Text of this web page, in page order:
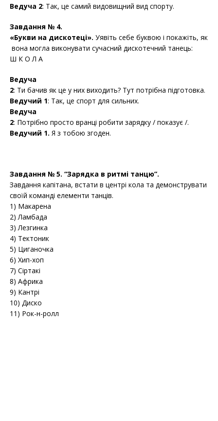
Ведуча 2: Так, це самий видовищний вид спорту.
Завдання № 4.
«Букви на дискотеці». Уявіть себе буквою і покажіть, як
вона могла виконувати сучасний дискотечний танець:
Ш К О Л А
Ведуча
2: Ти бачив як це у них виходить? Тут потрібна підготовка.
Ведучий 1: Так, це спорт для сильних.
Ведуча
2: Потрібно просто вранці робити зарядку / показує /.
Ведучий 1. Я з тобою згоден.
Завдання № 5. “Зарядка в ритмі танцю”.
Завдання капітана, встати в центрі кола та демонструвати
своїй команді елементи танців.
1) Макарена
2) Ламбада
3) Лезгинка
4) Тектоник
5) Циганочка
6) Хип-хоп
7) Сіртакі
8) Африка
9) Кантрі
10) Диско
11) Рок-н-ролл